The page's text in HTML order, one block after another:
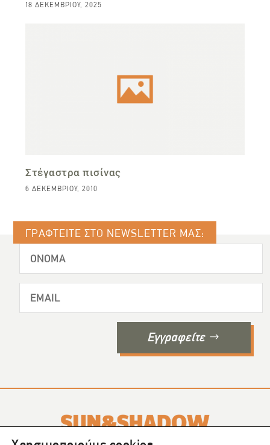
18 ΔΕΚΕΜΒΡΊΟΥ, 2025
Στέγαστρα πισίνας
6 ΔΕΚΕΜΒΡΊΟΥ, 2010
ΓΡΑΦΤΕΙΤΕ ΣΤΟ NEWSLETTER ΜΑΣ:
Εγγραφείτε